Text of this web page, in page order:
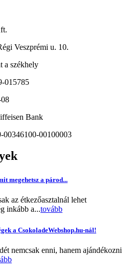
Veszprémi u. 10.
a székhely
015785
Bank
00346100-00100003
megehetsz a párod...
az étkezőasztalnál lehet
inkább a...tovább
a CsokoladeWebshop.hu-nál!
nemcsak enni, hanem ajándékozni